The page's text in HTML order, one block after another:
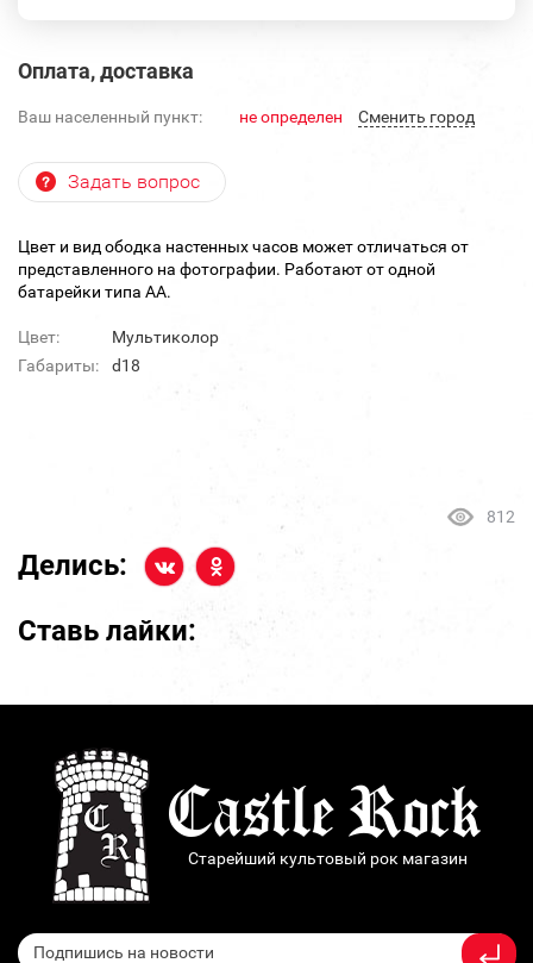
Оплата, доставка
Ваш населенный пункт: не определен Cменить город
Задать вопрос
Цвет и вид ободка настенных часов может отличаться от
представленного на фотографии. Работают от одной
батарейки типа АА.
Цвет:
Мультиколор
Габариты:
d18
812
Делись:
Ставь лайки:
Старейший культовый рок магазин